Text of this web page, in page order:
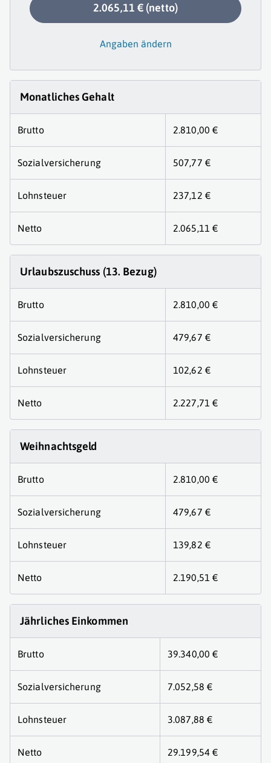
2.065,11 € (netto)
Angaben ändern
Monatliches Gehalt
Brutto 2.810,00 €
Sozialversicherung 507,77 €
Lohnsteuer 237,12 €
Netto 2.065,11 €
Urlaubszuschuss (13. Bezug)
Brutto 2.810,00 €
Sozialversicherung 479,67 €
Lohnsteuer 102,62 €
Netto 2.227,71 €
Weihnachtsgeld
Brutto 2.810,00 €
Sozialversicherung 479,67 €
Lohnsteuer 139,82 €
Netto 2.190,51 €
Jährliches Einkommen
Brutto 39.340,00 €
Sozialversicherung 7.052,58 €
Lohnsteuer 3.087,88 €
Netto 29.199,54 €